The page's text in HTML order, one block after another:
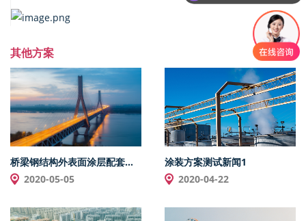
其他方案
桥梁钢结构外表面涂层配套体系（长效型）
2020-05-05
涂装方案测试新闻1
2020-04-22